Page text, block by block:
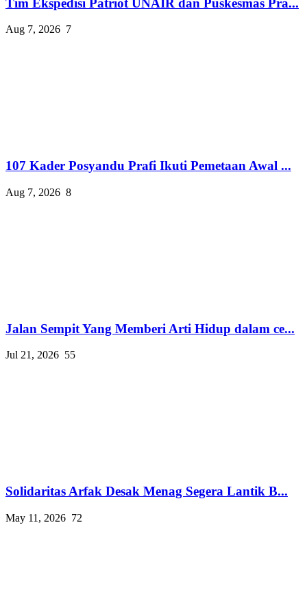
Tim Ekspedisi Patriot UNAIR dan Puskesmas Pra...
Aug 7, 2026 7
107 Kader Posyandu Prafi Ikuti Pemetaan Awal ...
Aug 7, 2026 8
Jalan Sempit Yang Memberi Arti Hidup dalam ce...
Jul 21, 2026 55
Solidaritas Arfak Desak Menag Segera Lantik B...
May 11, 2026 72